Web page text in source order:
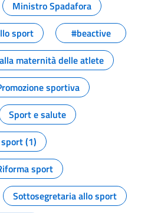
Ministro Spadafora
sport
#beactive
maternità delle atlete
sportiva
Sport e salute
(1)
sport
Sottosegretaria allo sport